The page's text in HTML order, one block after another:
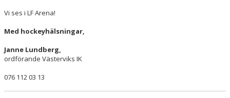
Vi ses i LF Arena!
Med hockeyhälsningar,
Janne Lundberg,
ordförande Västerviks IK
076 112 03 13